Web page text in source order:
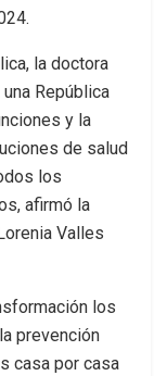
la doctora
República
y la
de salud
los
afirmó la
Valles
los
prevención
casa por casa